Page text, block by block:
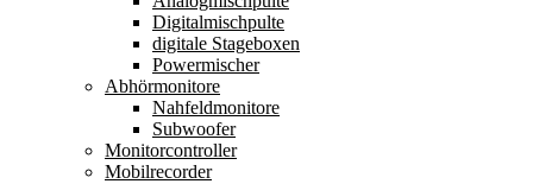
Digitalmischpulte
digitale Stageboxen
Powermischer
Abhörmonitore
Nahfeldmonitore
Subwoofer
Monitorcontroller
Mobilrecorder